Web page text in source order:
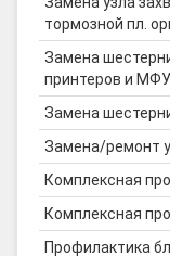
тормозной пл.
Замена
принтеров и МФУ
Замена
Замена/ремонт
Комплексная
Комплексная
Профилактика